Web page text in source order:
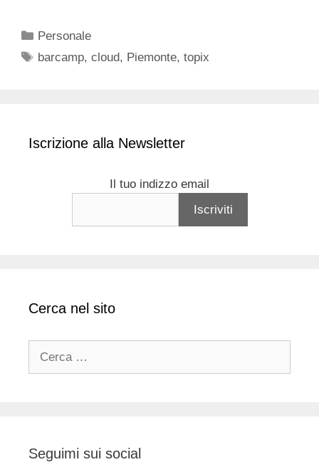
Categorie
Personale
Tag
barcamp,cloud, Piemonte,topix
Iscrizione alla Newsletter
Il tuo indizzo email
Cerca nel sito
Seguimi sui social